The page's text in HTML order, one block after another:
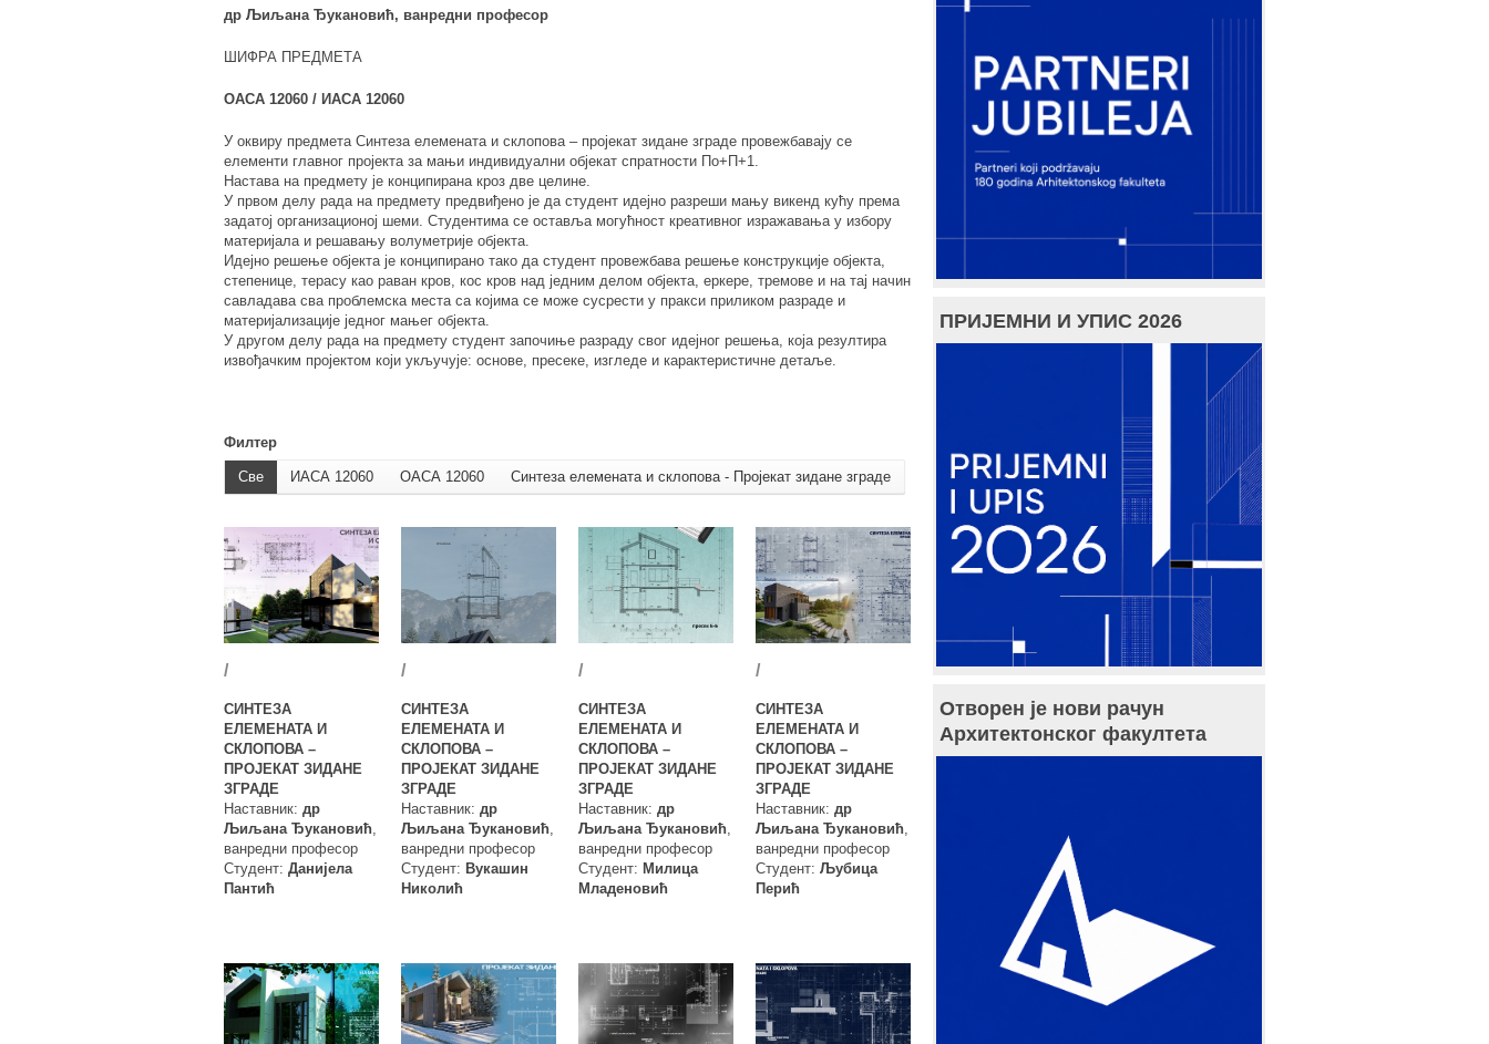
др Љиљана Ђукановић, ванредни професор
ШИФРА ПРЕДМЕТА
ОАСА 12060 / ИАСА 12060
У оквиру предмета Синтеза елемената и склопова – пројекат зидане зграде провежбавају се
елементи главног пројекта за мањи индивидуални објекат спратности По+П+1.
Настава на предмету је конципирана кроз две целине.
У првом делу рада на предмету предвиђено је да студент идејно разреши мању викенд кућу према
задатој организационој шеми. Студентима се оставља могућност креативног изражавања у избору
материјала и решавању волуметрије објекта.
Идејно решење објекта је конципирано тако да студент провежбава решење конструкције објекта,
степенице, терасу као раван кров, кос кров над једним делом објекта, еркере, тремове и на тај начин
савладава сва проблемска места са којима се може сусрести у пракси приликом разраде и
материјализације једног мањег објекта.
У другом делу рада на предмету студент започиње разраду свог идејног решења, која резултира
извођачким пројектом који укључује: основе, пресеке, изгледе и карактеристичне детаље.
Филтер
Све ИАСА 12060 ОАСА 12060 Синтеза елемената и склопова - Пројекат зидане зграде
/
СИНТЕЗА
ЕЛЕМЕНАТА И
СКЛОПОВА –
ПРОЈЕКАТ ЗИДАНЕ
ЗГРАДЕ
Наставник: др
Љиљана Ђукановић
ванредни професор
Студент: Данијела
Пантић
/
СИНТЕЗА
ЕЛЕМЕНАТА И
СКЛОПОВА –
ПРОЈЕКАТ ЗИДАНЕ
ЗГРАДЕ
Наставник: др
Љиљана Ђукановић
ванредни професор
Студент: Вукашин
Николић
/
СИНТЕЗА
ЕЛЕМЕНАТА И
СКЛОПОВА –
ПРОЈЕКАТ ЗИДАНЕ
ЗГРАДЕ
Наставник: др
Љиљана Ђукановић
ванредни професор
Студент: Милица
Младеновић
/
СИНТЕЗА
ЕЛЕМЕНАТА И
СКЛОПОВА –
ПРОЈЕКАТ ЗИДАНЕ
ЗГРАДЕ
Наставник: др
Љиљана Ђукановић
ванредни професор
Студент: Љубица
Перић
ПРИЈЕМНИ И УПИС 2026
Отворен је нови рачун
Архитектонског факултета